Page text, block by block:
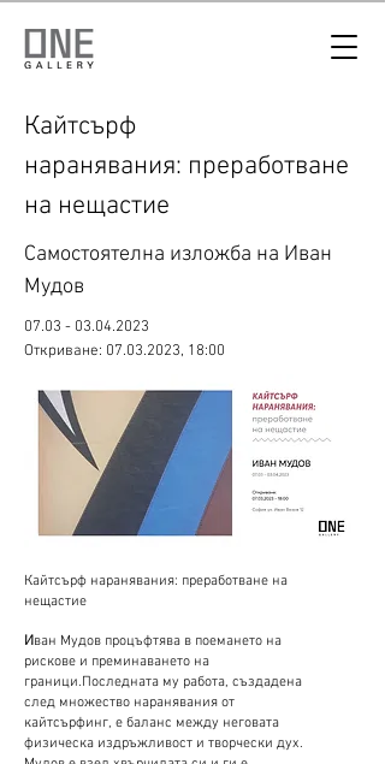
Кайтсърф
наранявания: преработване
на нещастиe
Самостоятелна изложба на Иван
Мудов
07.03 - 03.04.2023
Откриване: 07.03.2023, 18:00
Кайтсърф наранявания: преработване на
нещастие
Иван Мудов процъфтява в поемането на
рискове и преминаването на
граници.Последната му работа, създадена
след множество наранявания от
кайтсърфинг, е баланс между неговата
физическа издръжливост и творчески дух.